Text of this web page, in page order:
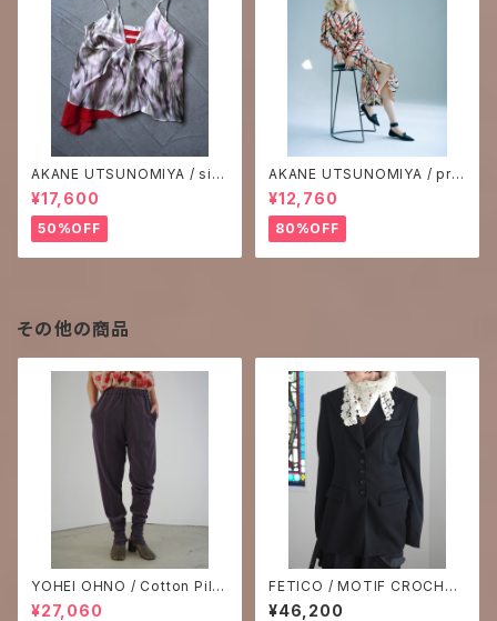
AKANE UTSUNOMIYA / silk
print camisole
¥17,600
50%OFF
AKANE UTSUNOMIYA / prin
t one-piece
¥12,760
80%OFF
その他の商品
YOHEI OHNO / Cotton Pile
Stirrup Leggings
¥27,060
FETICO / MOTIF CROCHET
SCARF
¥46,200